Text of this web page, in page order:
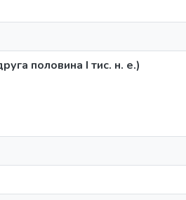
половина І тис. н. е.)